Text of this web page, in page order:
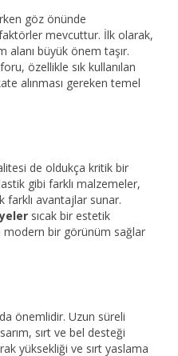
göz önünde
mevcuttur. İlk olarak,
alanı büyük önem taşır.
özellikle sık kullanılan
alınması gereken temel
de oldukça kritik bir
gibi farklı malzemeler,
farklı avantajlar sunar.
sıcak bir estetik
bir görünüm sağlar
önemlidir. Uzun süreli
sırt ve bel desteği
yüksekliği ve sırt yaslama